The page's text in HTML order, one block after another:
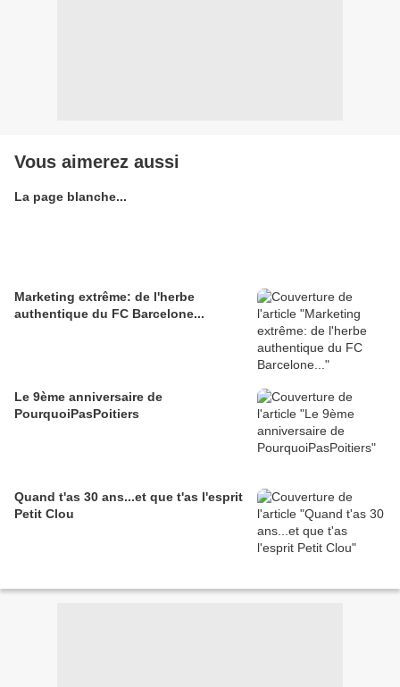
Vous aimerez aussi
La page blanche...
Marketing extrême: de l'herbe
authentique du FC Barcelone...
Le 9ème anniversaire de
PourquoiPasPoitiers
Quand t'as 30 ans...et que t'as l'esprit
Petit Clou